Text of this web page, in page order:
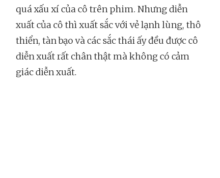
quá xấu xí của cô trên phim. Nhưng diễn
xuất của cô thì xuất sắc với vẻ lạnh lùng, thô
thiển, tàn bạo và các sắc thái ấy đều được cô
diễn xuất rất chân thật mà không có cảm
giác diễn xuất.